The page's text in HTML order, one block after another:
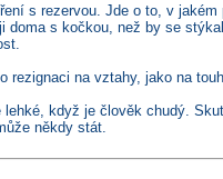
s rezervou. Jde o to, v
doma s kočkou, než by se
rezignaci na vztahy, jako na
lehké, když je člověk chudý.
někdy stát.